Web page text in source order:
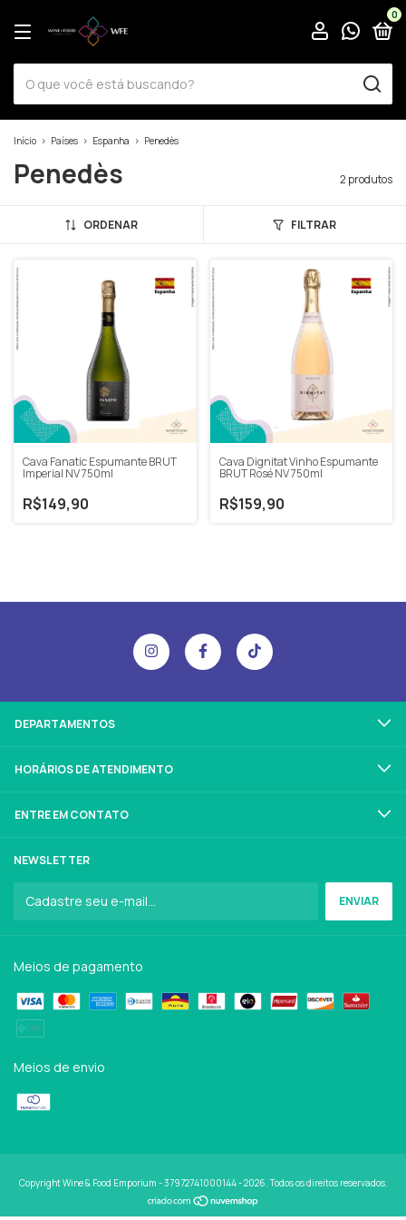
0
Início > Países > Espanha > Penedès
Penedès 2 produtos
ORDENAR FILTRAR
Cava Fanatic Espumante BRUT
Imperial NV 750ml
R$149,90
Cava Dignitat Vinho Espumante
BRUT Rosé NV 750ml
R$159,90
DEPARTAMENTOS
HORÁRIOS DE ATENDIMENTO
ENTRE EM CONTATO
NEWSLETTER
Meios de pagamento
Meios de envio
Copyright Wine & Food Emporium - 37972741000144 - 2026. Todos os direitos reservados.